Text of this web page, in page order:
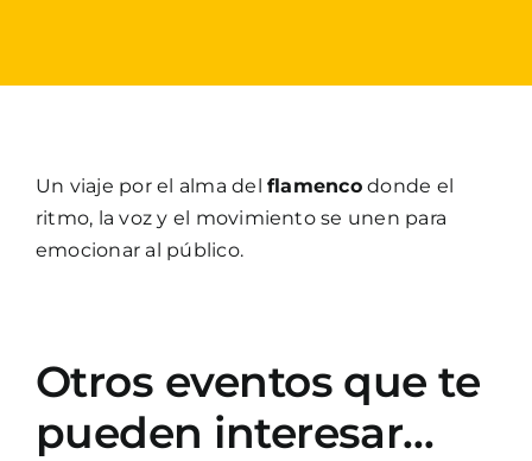
Un viaje por el alma del flamencodonde el
ritmo, la voz y el movimiento se unen para
emocionar al público.
Otros eventos que te
pueden interesar…